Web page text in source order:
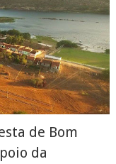
de Bom
da